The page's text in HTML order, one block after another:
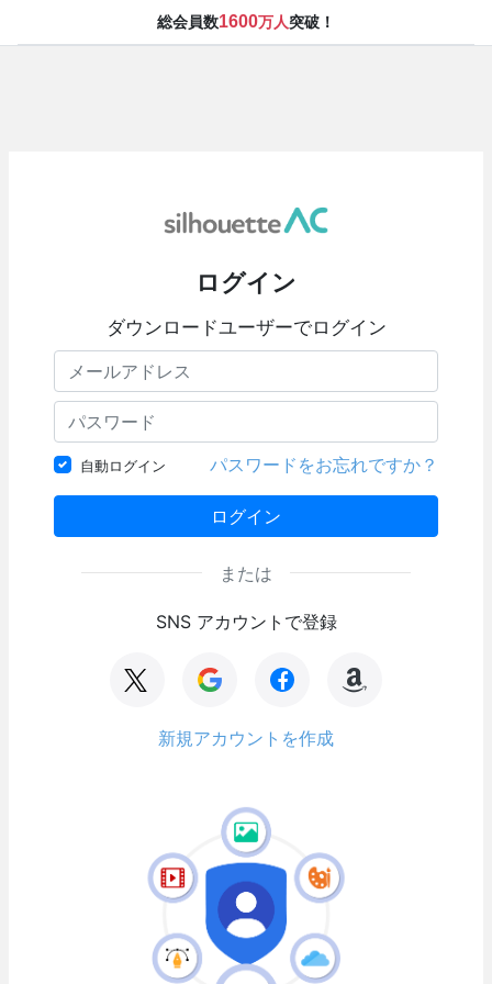
総会員数1600万人突破！
ログイン
ダウンロードユーザーでログイン
自動ログイン パスワードをお忘れですか？
ログイン
または
SNS アカウントで登録
新規アカウントを作成